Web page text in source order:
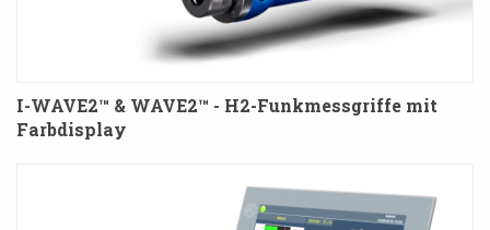
I-WAVE2™ & WAVE2™ - H2-Funkmessgriffe mit
Farbdisplay